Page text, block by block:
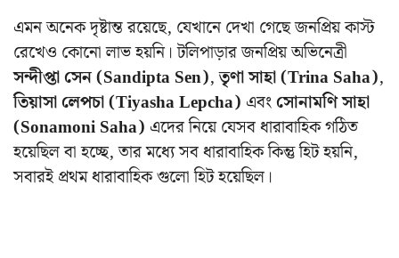
এমন অনেক দৃষ্টান্ত রয়েছে, যেখানে দেখা গেছে জনপ্রিয় কাস্ট
রেখেও কোনো লাভ হয়নি।টলিপাড়ার জনপ্রিয় অভিনেত্রী
সন্দীপ্তা সেন (Sandipta Sen),তৃণা সাহা (Trina Saha),
তিয়াসা লেপচা (Tiyasha Lepcha) এবংসোনামণি সাহা
(Sonamoni Saha) এদের নিয়ে যেসব ধারাবাহিক গঠিত
হয়েছিল বা হচ্ছে, তার মধ্যে সব ধারাবাহিক কিন্তু হিট হয়নি,
সবারই প্রথম ধারাবাহিক গুলো হিট হয়েছিল।